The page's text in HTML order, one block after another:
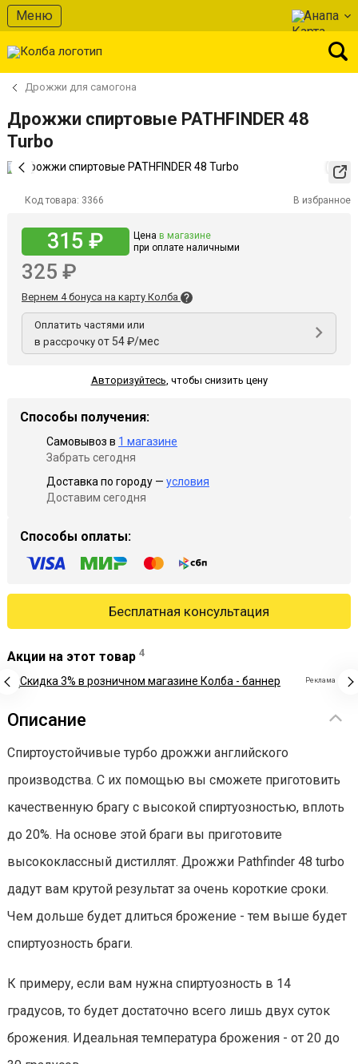
Меню Анапа
Дрожжи для самогона
Дрожжи спиртовые PATHFINDER 48
Turbo
Код товара: 3366 В избранное
315 ₽ Цена в магазине
при оплате наличными
325 ₽
Вернем 4 бонуса на карту Колба
Оплатить частями или
в рассрочку от 54 ₽/мес
Авторизуйтесь, чтобы снизить цену
Способы получения:
Самовывоз в 1 магазине
Забрать сегодня
Доставка по городу — условия
Доставим сегодня
Способы оплаты:
Бесплатная консультация
Акции на этот товар 4
Реклама
Описание
Спиртоустойчивые турбо дрожжи английского
производства. С их помощью вы сможете приготовить
качественную брагу с высокой спиртуозностью, вплоть
до 20%. На основе этой браги вы приготовите
высококлассный дистиллят. Дрожжи Pathfinder 48 turbo
дадут вам крутой результат за очень короткие сроки.
Чем дольше будет длиться брожение - тем выше будет
спиртуозность браги.
К примеру, если вам нужна спиртуозность в 14
градусов, то будет достаточно всего лишь двух суток
брожения. Идеальная температура брожения - от 20 до